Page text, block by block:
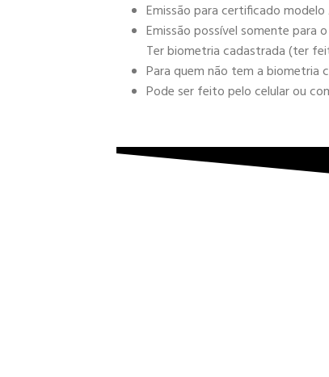
Emissão para certificado modelo
Emissão possível somente para
Ter biometria cadastrada (ter
Para quem não tem a biometria
Pode ser feito pelo celular ou